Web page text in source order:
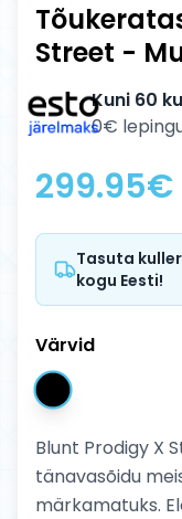
Street -
Kuni 60
0€
299.95€
Tasuta
kogu Eesti!
Värvid
Blunt Prodigy X
tänavasõidu
märkamatuks.